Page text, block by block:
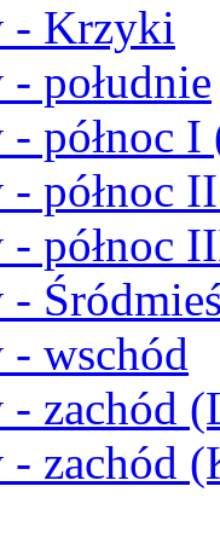
- Krzyki
- południe
- północ
- północ
- północ
-
- wschód
- zachód
- zachód